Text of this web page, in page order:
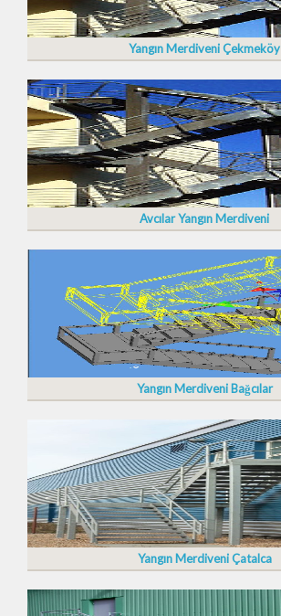
Yangın Merdiveni Çekmeköy
Avcılar Yangın Merdiveni
Yangın Merdiveni Bağcılar
Yangın Merdiveni Çatalca